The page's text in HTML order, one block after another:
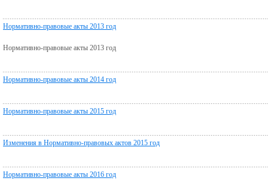
Нормативно-правовые акты 2013 год
Нормативно-правовые акты 2013 год
Нормативно-правовые акты 2014 год
Нормативно-правовые акты 2015 год
Изменения в Нормативно-правовых актов 2015 год
Нормативно-правовые акты 2016 год